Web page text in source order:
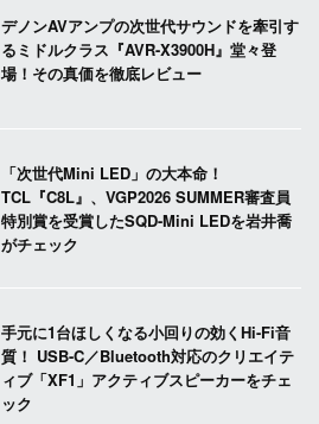
デノンAVアンプの次世代サウンドを牽引す
るミドルクラス『AVR-X3900H』堂々登
場！その真価を徹底レビュー
「次世代Mini LED」の大本命！
TCL『C8L』、VGP2026 SUMMER審査員
特別賞を受賞したSQD-Mini LEDを岩井喬
がチェック
手元に1台ほしくなる小回りの効くHi-Fi音
質！ USB-C／Bluetooth対応のクリエイテ
ィブ「XF1」アクティブスピーカーをチェ
ック